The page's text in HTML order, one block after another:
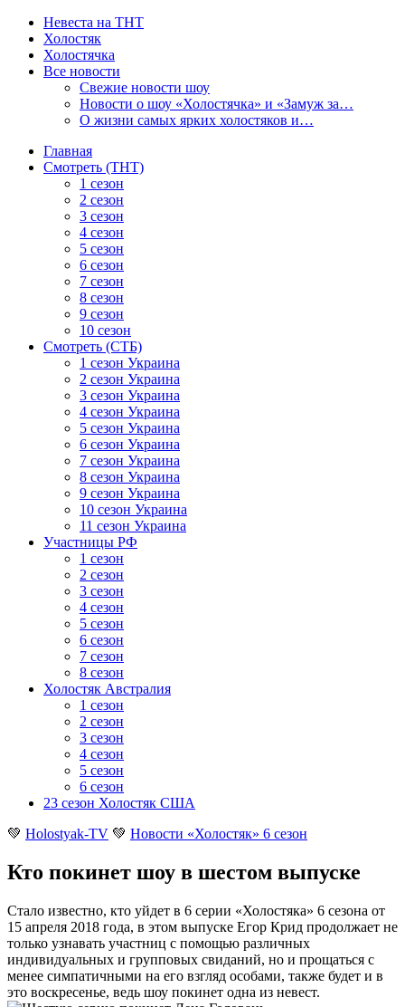
Невеста на ТНТ
Холостяк
Холостячка
Все новости
Свежие новости шоу
Новости о шоу «Холостячка» и «Замуж за…
О жизни самых ярких холостяков и…
Главная
Смотреть (ТНТ)
1 сезон
2 сезон
3 сезон
4 сезон
5 сезон
6 сезон
7 сезон
8 сезон
9 сезон
10 сезон
Смотреть (СТБ)
1 сезон Украина
2 сезон Украина
3 сезон Украина
4 сезон Украина
5 сезон Украина
6 сезон Украина
7 сезон Украина
8 сезон Украина
9 сезон Украина
10 сезон Украина
11 сезон Украина
Участницы РФ
1 сезон
2 сезон
3 сезон
4 сезон
5 сезон
6 сезон
7 сезон
8 сезон
Холостяк Австралия
1 сезон
2 сезон
3 сезон
4 сезон
5 сезон
6 сезон
23 сезон Холостяк США
💚 Holostyak-TV 💚 Новости «Холостяк» 6 сезон
Кто покинет шоу в шестом выпуске
Стало известно, кто уйдет в 6 серии «Холостяка» 6 сезона от
15 апреля 2018 года, в этом выпуске Егор Крид продолжает не
только узнавать участниц с помощью различных
индивидуальных и групповых свиданий, но и прощаться с
менее симпатичными на его взгляд особами, также будет и в
это воскресенье, ведь шоу покинет одна из невест.